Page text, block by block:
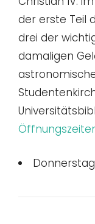
der erste Teil
drei der
damaligen
Donnerstag